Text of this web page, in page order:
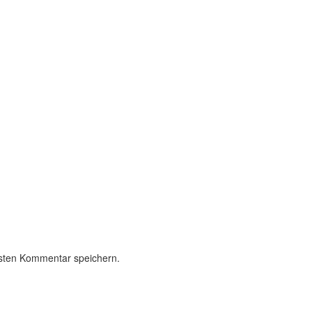
Kommentar speichern.